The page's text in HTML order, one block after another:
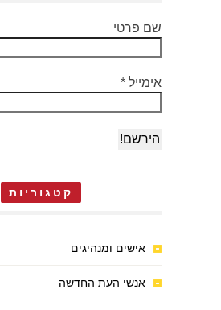
שם פרטי
אימייל *
קטגוריות
אישים ומנהיגים
אנשי העת החדשה